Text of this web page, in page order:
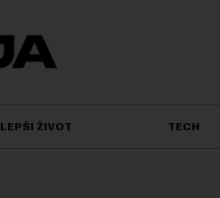
LEPŠI ŽIVOT TECH